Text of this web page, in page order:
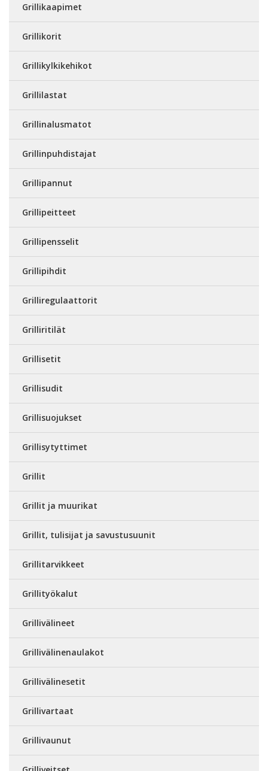
Grillikaapimet
Grillikorit
Grillikylkikehikot
Grillilastat
Grillinalusmatot
Grillinpuhdistajat
Grillipannut
Grillipeitteet
Grillipensselit
Grillipihdit
Grilliregulaattorit
Grilliritilät
Grillisetit
Grillisudit
Grillisuojukset
Grillisytyttimet
Grillit
Grillit ja muurikat
Grillit, tulisijat ja savustusuunit
Grillitarvikkeet
Grillityökalut
Grillivälineet
Grillivälinenaulakot
Grillivälinesetit
Grillivartaat
Grillivaunut